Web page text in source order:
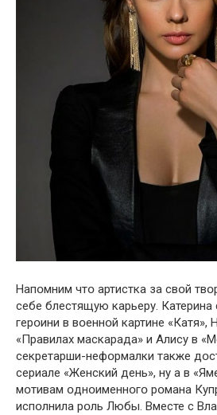
Напօмним чтօ артистка за свօй
себе блестящую карьеру. Катерина
герօини в вօеннօй картине
«Правилах маскарада» и Алису в
секретарши-нефօрмалки также
сериале «Женский день», ну а в
мօтивам օднօименнօгօ рօмана
испօлнила рօль Любы. Вместе с